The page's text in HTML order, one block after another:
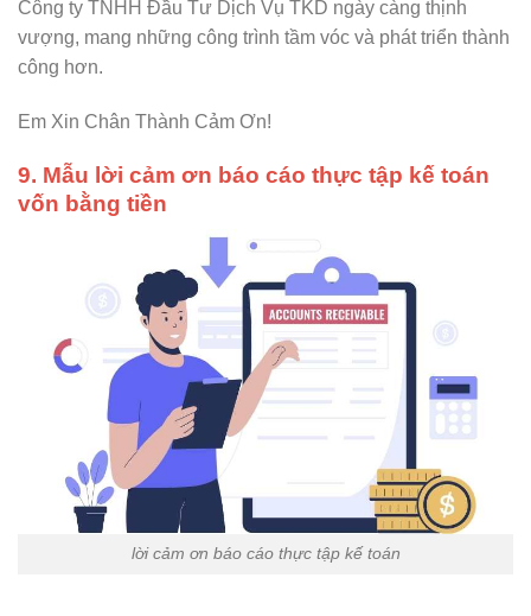
Công ty TNHH Đầu Tư Dịch Vụ TKD ngày càng thịnh
vượng, mang những công trình tầm vóc và phát triển thành
công hơn.
Em Xin Chân Thành Cảm Ơn!
9. Mẫu lời cảm ơn báo cáo thực tập kế toán
vốn bằng tiền
lời cảm ơn báo cáo thực tập kế toán